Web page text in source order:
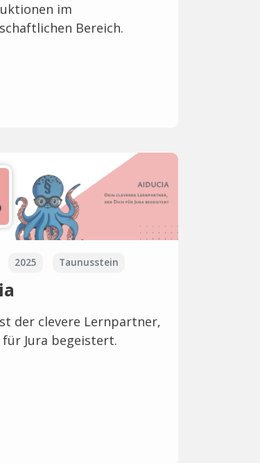
im
Bereich.
2025 Taunusstein
der clevere Lernpartner,
für Jura begeistert.